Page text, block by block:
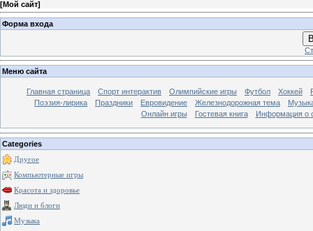
[Мой сайт]
Форма входа
Меню сайта
Главная страница Спорт интерактив Олимпийские игры Футбол Хоккей
Поэзия-лирика
Праздники Евровидение Железнодорожная тема
Онлайн игры
Гостевая книга Информация о
Categories
Другое
Компьютерные игры
Красота и здоровье
Люди и блоги
Музыка